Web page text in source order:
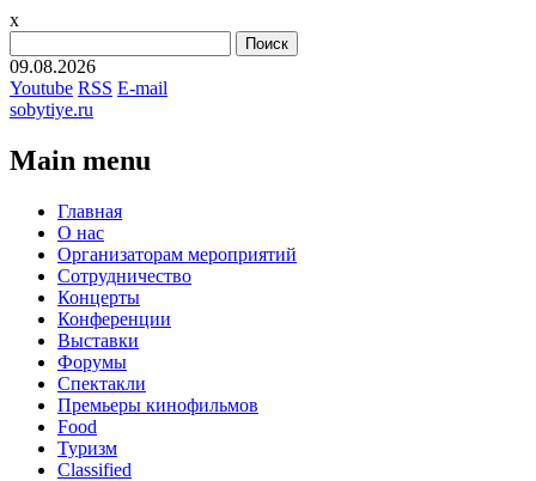
x
09.08.2026
Youtube RSS E-mail
sobytiye.ru
Main menu
Skip
content
Главная
О нас
Организаторам мероприятий
Сотрудничество
Концерты
Конференции
Выставки
Форумы
Спектакли
Премьеры кинофильмов
Food
Туризм
Сlassified